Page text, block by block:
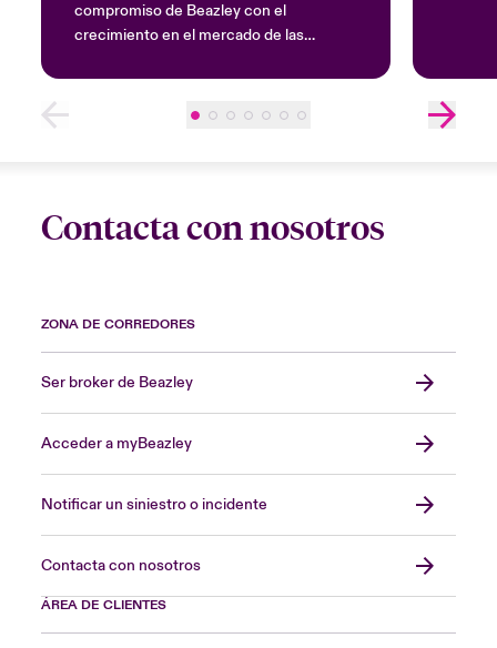
compromiso de Beazley con el
crecimiento en el mercado de las
Contacta con nosotros
ZONA DE CORREDORES
Ser broker de Beazley
Acceder a myBeazley
Notificar un siniestro o incidente
Contacta con nosotros
ÁREA DE CLIENTES